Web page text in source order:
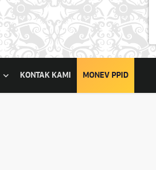
KONTAK KAMI MONEV PPID